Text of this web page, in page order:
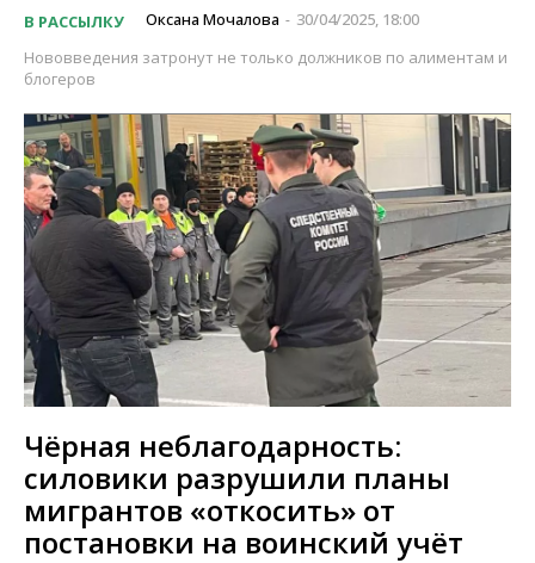
В РАССЫЛКУ Оксана Мочалова - 30/04/2025, 18:00
Нововведения затронут не только должников по алиментам и
блогеров
Чёрная неблагодарность:
силовики разрушили планы
мигрантов «откосить» от
постановки на воинский учёт